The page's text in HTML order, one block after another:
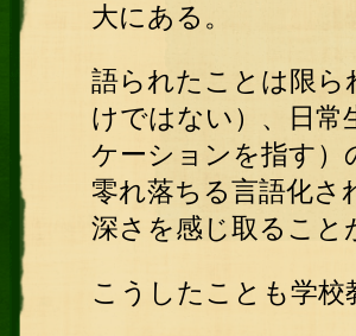
大にある。
語られたことは限
けではない）、日常
ケーションを指す）
零れ落ちる言語化さ
深さを感じ取ること
こうしたことも学